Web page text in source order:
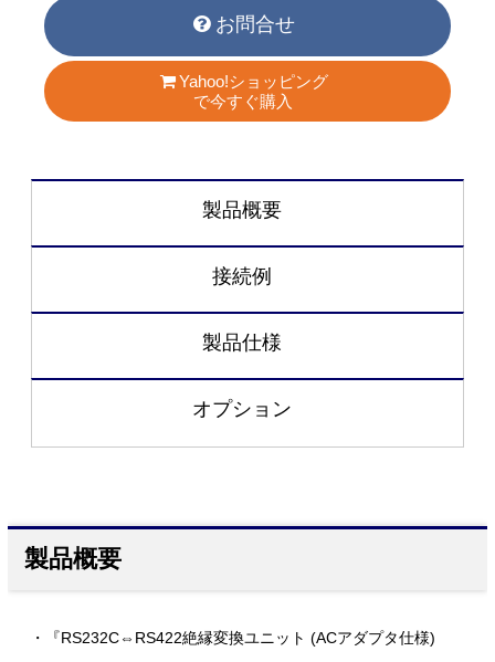
お問合せ
Yahoo!ショッピング
で今すぐ購入
製品概要
接続例
製品仕様
オプション
製品概要
・『RS232C⇔RS422絶縁変換ユニット (ACアダプタ仕様)